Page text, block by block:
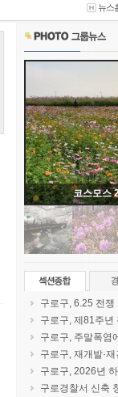
뉴스
코스모스
구로구, 6.25 전쟁
구로구, 제81주년
구로구, 주말폭염
구로구, 재개발·
구로구, 2026년
구로경찰서 신축